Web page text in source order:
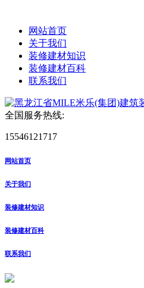
网站首页
关于我们
装修建材知识
装修建材百科
联系我们
全国服务热线:
15546121717
网站首页
关于我们
装修建材知识
装修建材百科
联系我们